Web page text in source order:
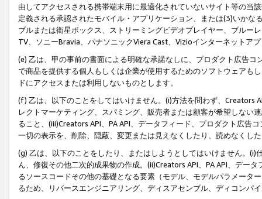
由してアクセスされる携帯端末用に最適化されていないサイト等の当
定義される承認されたモバイル・アプリケーション、または(3)いか
ブルまたは衛星ボックス、ストリーミングビデオプレイヤー、ブルー
TV、ソニーBravia、パナソニックViera Cast、Vizioインターネットア
(e) 乙は、甲の事前の書面による明確な承諾なしに、プロダクト広告
で商品を提供する個人もしくは企業が使用するためのソフトウェアも
ドにアクセスまたは利用しないものとします。
(f) 乙は、以下のことをしてはいけません。(i)方法を問わず、Creators
レクトマーケティング、スパミング、販売者または顧客が希望しない
ること、(iii)Creators API、PA API、データフィード、プロダクト広告
一切の表示を、削除、隠蔽、変更または見えなくしたり、読めなくし
(g) 乙は、以下のことをしたり、またはしようとしてはいけません。
ん、修復その他二次的成果物の作成。(ii)Creators API、PA API、デー
るソースコードその他の基礎となる要素（モデル、モデルパラメータ
るため、リバースエンジニアリング、ディスアセンブル、ディコンパ